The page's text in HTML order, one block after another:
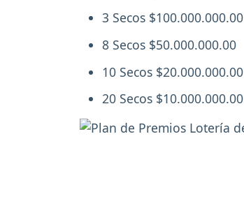
3 Secos $100.000.000.00
8 Secos $50.000.000.00
10 Secos $20.000.000.00
20 Secos $10.000.000.00